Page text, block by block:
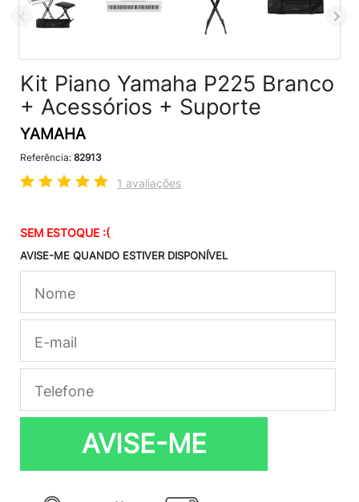
Kit Piano Yamaha P225 Branco
+ Acessórios + Suporte
YAMAHA
Referência: 82913
1 avaliações
SEM ESTOQUE :(
AVISE-ME QUANDO ESTIVER DISPONÍVEL
AVISE-ME